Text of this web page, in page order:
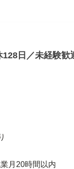
128日／未経験
月20時間以内